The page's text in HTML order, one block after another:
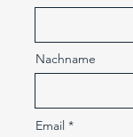
Nachname
Email